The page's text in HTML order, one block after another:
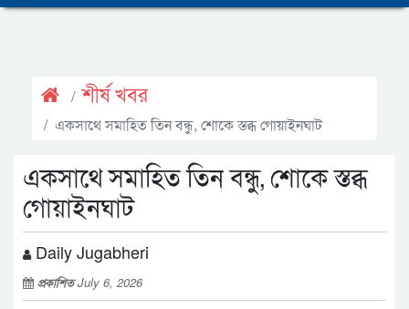
শীর্ষ খবর
একসাথে সমাহিত তিন বন্ধু, শোকে স্তব্ধ গোয়াইনঘাট
একসাথে সমাহিত তিন বন্ধু, শোকে স্তব্ধ
গোয়াইনঘাট
Daily Jugabheri
প্রকাশিতJuly 6, 2026